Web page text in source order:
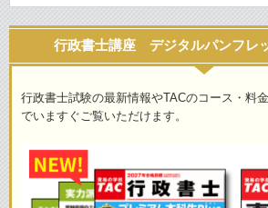
行政書士講座 デジタルパンフレ
行政書士試験の最新情報やTACのコース・料
でいますぐご覧いただけます。